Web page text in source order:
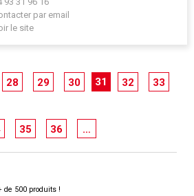
par email
le site
28 29 30 31 32 33
35 36 …